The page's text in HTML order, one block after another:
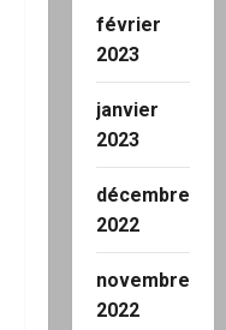
février
2023
janvier
2023
décembre
2022
novembre
2022